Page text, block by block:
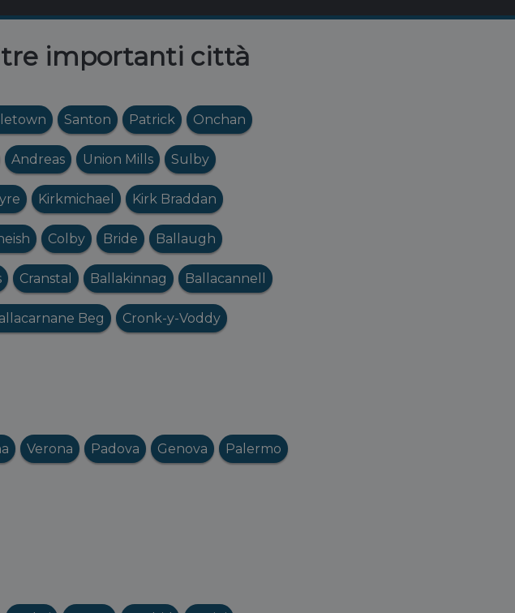
importanti città
Santon Patrick Onchan
Andreas Union Mills Sulby
Kirkmichael Kirk Braddan
Colby Bride Ballaugh
Cranstal Ballakinnag Ballacannell
Beg Cronk-y-Voddy
Verona Padova Genova Palermo